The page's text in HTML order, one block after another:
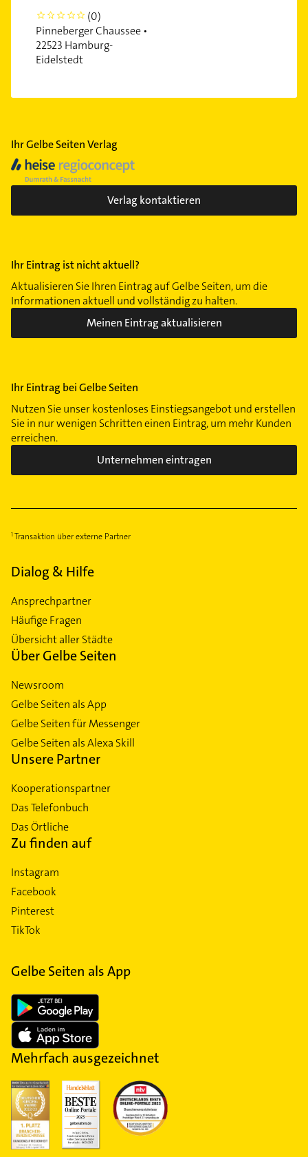
0
(0)
Pinneberger Chaussee •
22523 Hamburg-
Eidelstedt
Ihr Gelbe Seiten Verlag
Verlag kontaktieren
Ihr Eintrag ist nicht aktuell?
Aktualisieren Sie Ihren Eintrag auf Gelbe Seiten, um die
Informationen aktuell und vollständig zu halten.
Meinen Eintrag aktualisieren
Ihr Eintrag bei Gelbe Seiten
Nutzen Sie unser kostenloses Einstiegsangebot und erstellen
Sie in nur wenigen Schritten einen Eintrag, um mehr Kunden
erreichen.
Unternehmen eintragen
Transaktion über externe Partner
Dialog & Hilfe
Ansprechpartner
Häufige Fragen
Übersicht aller Städte
Über Gelbe Seiten
Newsroom
Gelbe Seiten als App
Gelbe Seiten für Messenger
Gelbe Seiten als Alexa Skill
Unsere Partner
Kooperationspartner
Das Telefonbuch
Das Örtliche
Zu finden auf
Instagram
Facebook
Pinterest
TikTok
Gelbe Seiten als App
Mehrfach ausgezeichnet